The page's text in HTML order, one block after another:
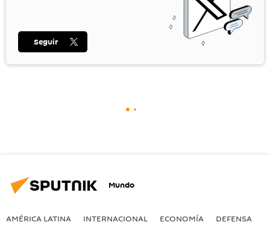
Seguir
Mundo
AMÉRICA LATINA INTERNACIONAL ECONOMÍA DEFENSA